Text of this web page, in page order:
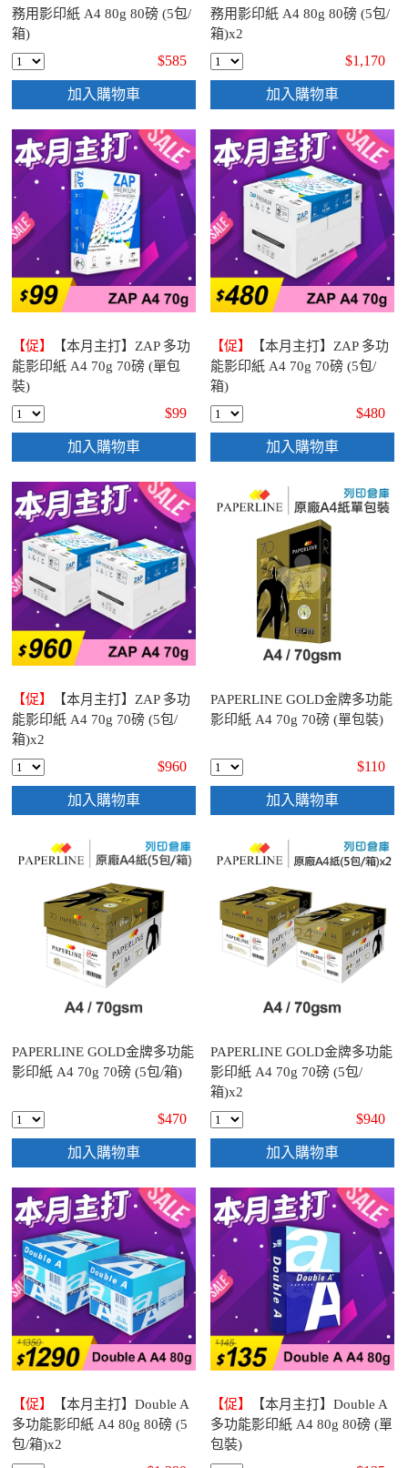
務用影印紙 A4 80g 80磅 (5包/
箱)
$585
加入購物車
務用影印紙 A4 80g 80磅 (5包/
箱)x2
$1,170
加入購物車
【促】
【本月主打】ZAP 多功
能影印紙 A4 70g 70磅 (單包
裝)
$99
加入購物車
【促】
【本月主打】ZAP 多功
能影印紙 A4 70g 70磅 (5包/
箱)
$480
加入購物車
【促】
【本月主打】ZAP 多功
能影印紙 A4 70g 70磅 (5包/
箱)x2
$960
加入購物車
PAPERLINE GOLD金牌多功能
影印紙 A4 70g 70磅 (單包裝)
$110
加入購物車
PAPERLINE GOLD金牌多功能
影印紙 A4 70g 70磅 (5包/箱)
$470
加入購物車
PAPERLINE GOLD金牌多功能
影印紙 A4 70g 70磅 (5包/
箱)x2
$940
加入購物車
【促】
【本月主打】Double A
多功能影印紙 A4 80g 80磅 (5
包/箱)x2
【促】
【本月主打】Double A
多功能影印紙 A4 80g 80磅 (單
包裝)